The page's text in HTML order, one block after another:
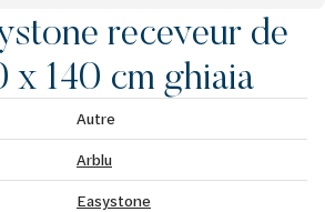
receveur de
x 140 cm ghiaia
Autre
Arblu
Easystone